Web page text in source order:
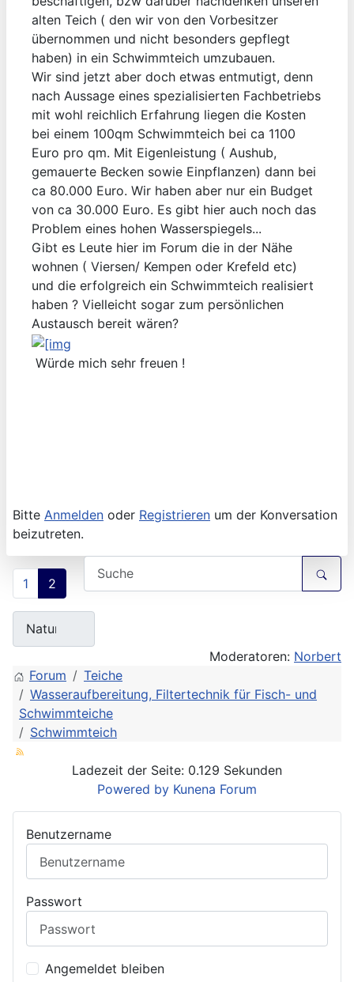
alten Teich ( den wir von den Vorbesitzer
übernommen und nicht besonders gepflegt
haben) in ein Schwimmteich umzubauen.
Wir sind jetzt aber doch etwas entmutigt, denn
nach Aussage eines spezialisierten Fachbetriebs
mit wohl reichlich Erfahrung liegen die Kosten
bei einem 100qm Schwimmteich bei ca 1100
Euro pro qm. Mit Eigenleistung ( Aushub,
gemauerte Becken sowie Einpflanzen) dann bei
ca 80.000 Euro. Wir haben aber nur ein Budget
von ca 30.000 Euro. Es gibt hier auch noch das
Problem eines hohen Wasserspiegels...
Gibt es Leute hier im Forum die in der Nähe
wohnen ( Viersen/ Kempen oder Krefeld etc)
und die erfolgreich ein Schwimmteich realisiert
haben ? Vielleicht sogar zum persönlichen
Austausch bereit wären?
Würde mich sehr freuen !
Bitte Anmelden oder Registrieren um der Konversation
beizutreten.
1 2
Moderatoren: Norbert
Forum
Teiche
Wasseraufbereitung, Filtertechnik für Fisch- und
Schwimmteiche
Schwimmteich
Ladezeit der Seite: 0.129 Sekunden
Powered by Kunena Forum
Benutzername
Passwort
Angemeldet bleiben